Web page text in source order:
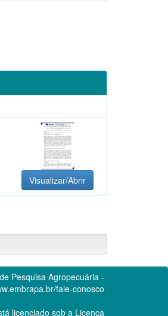
Visualizar/Abrir
Pesquisa Agropecuária -
fale-conosco
licenciado sob a Licença